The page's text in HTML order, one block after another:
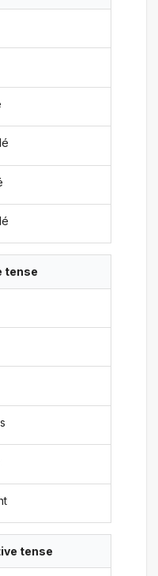
tense
tense